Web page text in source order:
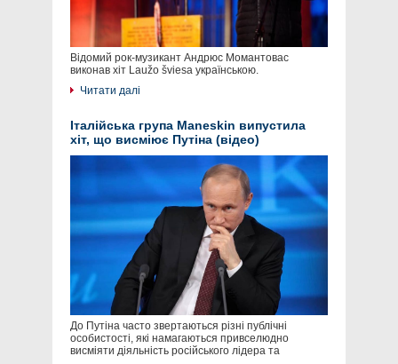
Відомий рок-музикант Андрюс Момантовас
виконав хіт Laužo šviesa українською.
Читати далі
Італійська група Maneskin випустила
хіт, що висміює Путіна (відео)
До Путіна часто звертаються різні публічні
особистості, які намагаються привселюдно
висміяти діяльність російського лідера та